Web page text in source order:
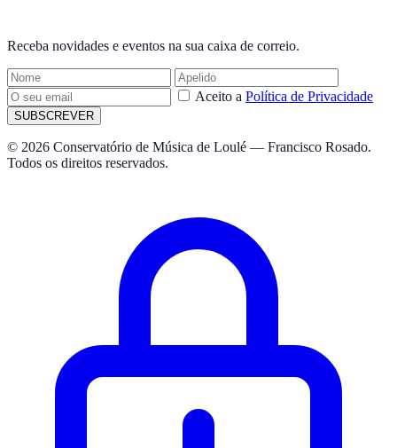
Receba novidades e eventos na sua caixa de correio.
Aceito a Política de Privacidade
SUBSCREVER
© 2026 Conservatório de Música de Loulé — Francisco Rosado.
Todos os direitos reservados.